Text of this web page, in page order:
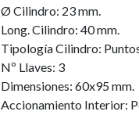
Ø Cilindro: 23 mm.
Long. Cilindro: 40 mm.
Tipología Cilindro:
Nº Llaves: 3
Dimensiones: 60x95 mm.
Accionamiento Interior: